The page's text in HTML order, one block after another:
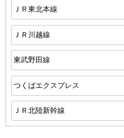
ＪＲ東北本線
ＪＲ川越線
東武野田線
つくばエクスプレス
ＪＲ北陸新幹線